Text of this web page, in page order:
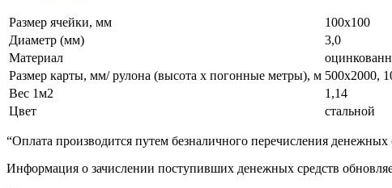
Размер ячейки, мм
100х100
Диаметр (мм)
3,0
Материал
Размер карты, мм/ рулона (высота х погонные метры), м 500х2000,
Вес 1м2
1,14
Цвет
стальной
“Оплата производится путем безналичного перечисления
Информация о зачислении поступивших денежных средств